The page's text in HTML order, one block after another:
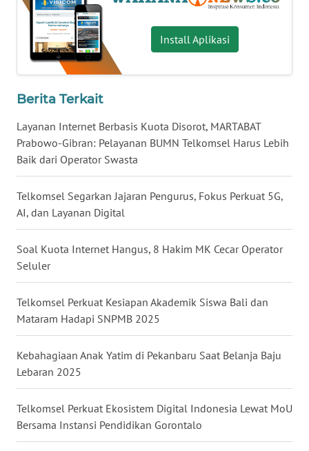
Install Aplikasi
Berita Terkait
Layanan Internet Berbasis Kuota Disorot, MARTABAT
Prabowo-Gibran: Pelayanan BUMN Telkomsel Harus Lebih
Baik dari Operator Swasta
Telkomsel Segarkan Jajaran Pengurus, Fokus Perkuat 5G,
AI, dan Layanan Digital
Soal Kuota Internet Hangus, 8 Hakim MK Cecar Operator
Seluler
Telkomsel Perkuat Kesiapan Akademik Siswa Bali dan
Mataram Hadapi SNPMB 2025
Kebahagiaan Anak Yatim di Pekanbaru Saat Belanja Baju
Lebaran 2025
Telkomsel Perkuat Ekosistem Digital Indonesia Lewat MoU
Bersama Instansi Pendidikan Gorontalo
WN
NUSANTARA
JATIM
WN
KALTENG
WN
KALTARA
WN
KALSEL
WN
KALTIM